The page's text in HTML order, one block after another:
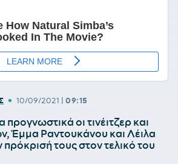
• 10/09/2021 | 09:15
οι τινέιτζερ και
Έμμα Ραντουκάνου και Λέιλα
τους στον τελικό του